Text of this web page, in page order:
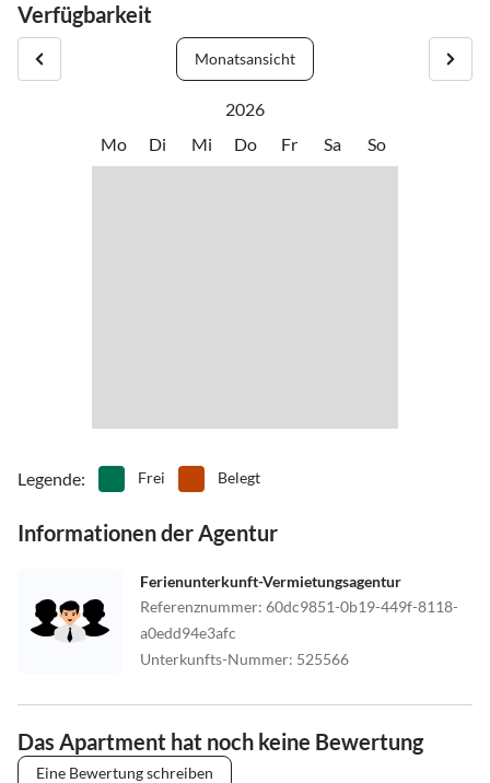
individuelle An- und Abreise auf Anfrage
Verfügbarkeit
Monatsansicht
2026
Mo
Di Mi Do Fr Sa So
Legende: Frei Belegt
Informationen der Agentur
Ferienunterkunft-Vermietungsagentur
Referenznummer: 60dc9851-0b19-449f-8118-
a0edd94e3afc
Unterkunfts-Nummer: 525566
Das Apartment hat noch keine Bewertung
Eine Bewertung schreiben